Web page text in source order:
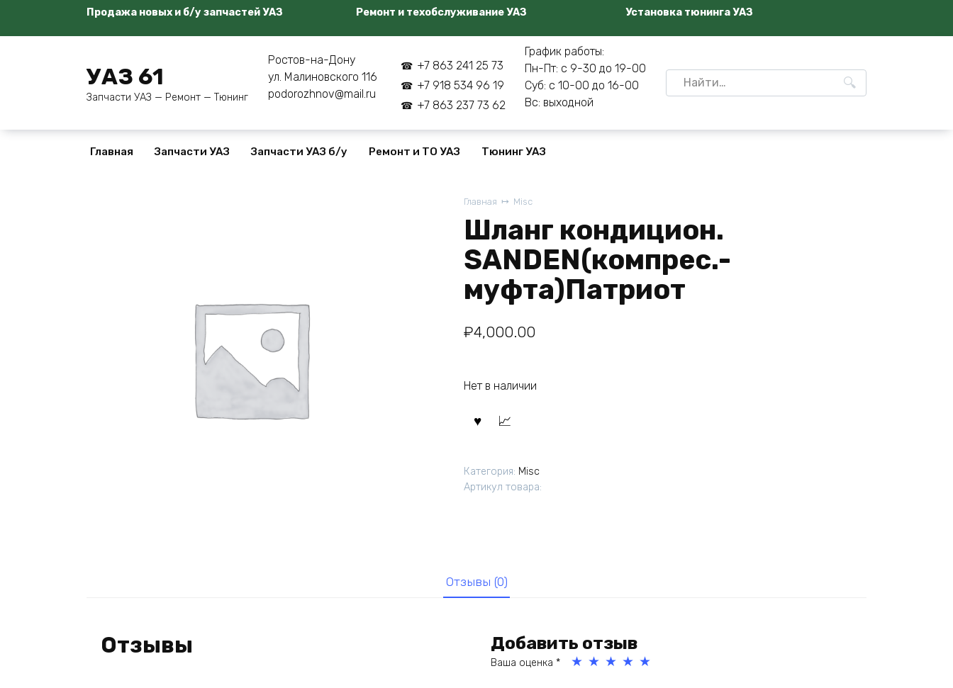
Продажа новых и б/у запчастей УАЗ Ремонт и техобслуживание УАЗ Установка тюнинга УАЗ
УАЗ 61
Запчасти УАЗ — Ремонт — Тюнинг
Ростов-на-Дону
ул. Малиновского 116
podorozhnov@mail.ru
+7 863 241 25 73
+7 918 534 96 19
+7 863 237 73 62
График работы:
Пн-Пт: с 9-30 до 19-00
Суб: с 10-00 до 16-00
Вс: выходной
Search
for:
Главная Запчасти УАЗ Запчасти УАЗ б/у Ремонт и ТО УАЗ Тюнинг УАЗ
Главная Misc
Шланг кондицион.
SANDEN(компрес.-
муфта)Патриот
₽4,000.00
Нет в наличии
Категория: Misc
Артикул товара:
Отзывы (0)
Отзывы Добавить отзыв
Ваша оценка *